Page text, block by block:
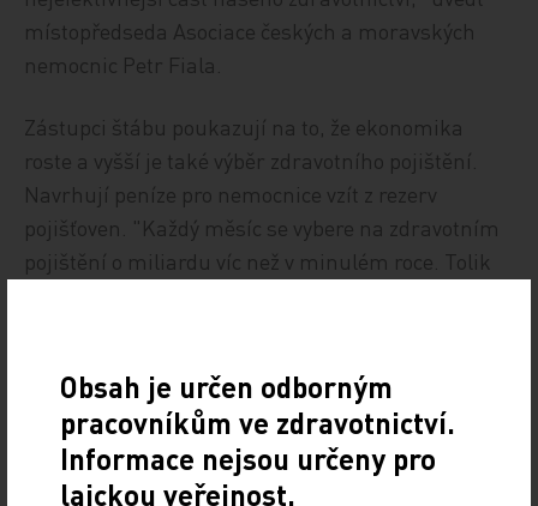
místopředseda Asociace českých a moravských
nemocnic Petr Fiala.
Zástupci štábu poukazují na to, že ekonomika
roste a vyšší je také výběr zdravotního pojištění.
Navrhují peníze pro nemocnice vzít z rezerv
pojišťoven. "Každý měsíc se vybere na zdravotním
pojištění o miliardu víc než v minulém roce. Tolik
ČTK
Obsah je určen odborným
pracovníkům ve zdravotnictví.
Informace nejsou určeny pro
laickou veřejnost.